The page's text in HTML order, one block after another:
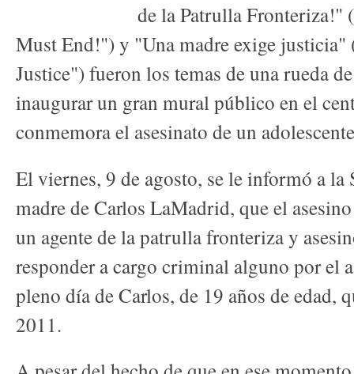
de la Patrulla
Must End!") y "Una madre exige justicia"
Justice") fueron los temas de una rueda
inaugurar un gran mural público en el
conmemora el asesinato de un
El viernes, 9 de agosto, se le informó a la
madre de Carlos LaMadrid, que el
un agente de la patrulla fronteriza y
responder a cargo criminal alguno por el
pleno día de Carlos, de 19 años de edad,
2011.